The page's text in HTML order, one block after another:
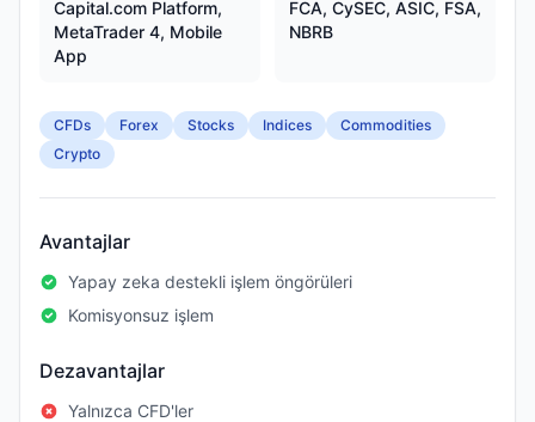
Capital.com Platform,
MetaTrader 4, Mobile
App
FCA, CySEC, ASIC, FSA,
NBRB
CFDs Forex Stocks Indices
Commodities
Crypto
Avantajlar
Yapay zeka destekli işlem öngörüleri
Komisyonsuz işlem
Dezavantajlar
Yalnızca CFD'ler